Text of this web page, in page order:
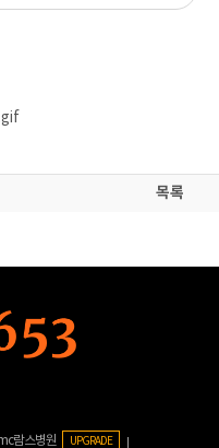
목록
람스병원 UPGRADE